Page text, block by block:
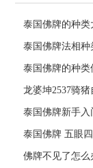
泰国佛牌的种
泰国佛牌法相种
泰国佛牌的种类
龙婆坤2537骑
泰国佛牌新手入
泰国佛牌 五眼
佛牌不见了怎么